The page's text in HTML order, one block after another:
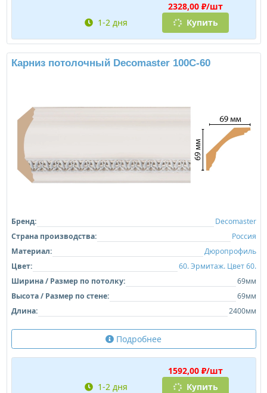
2328,00 ₽/шт
1-2 дня
Купить
Карниз потолочный Decomaster 100C-60
Бренд:
Decomaster
Страна производства:
Россия
Материал:
Дюропрофиль
Цвет:
60. Эрмитаж. Цвет 60.
Ширина / Размер по потолку:
69мм
Высота / Размер по стене:
69мм
Длина:
2400мм
Подробнее
1592,00 ₽/шт
1-2 дня
Купить